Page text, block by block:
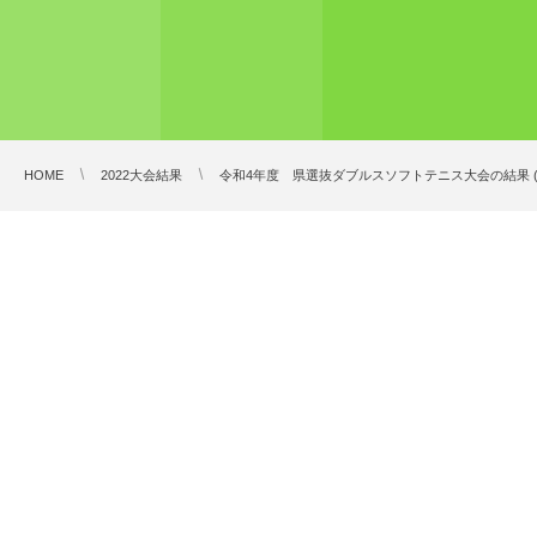
HOME 2022大会結果 令和4年度 県選抜ダブルスソフトテニス大会の結果